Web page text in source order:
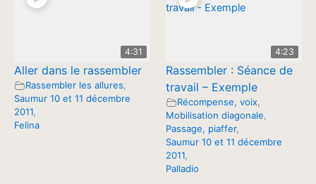
4:31
Aller dans le rassembler
Rassembler les allures
Saumur 10 et 11 décembre
2011
Felina
4:23
Rassembler : Séance de
travail – Exemple
Récompense, voix,
Mobilisation diagonale
Passage, piaffer,
Saumur 10 et 11 décembre
2011,
Palladio